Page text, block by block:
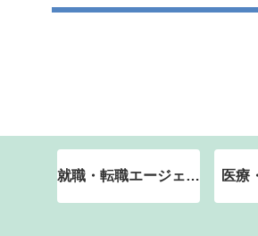
就職・転職エージェント 医療